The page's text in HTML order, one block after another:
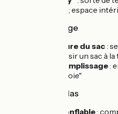
ultralégère ; espace
Sac de couchage
Température du sac:
climat, choisir un sac à
Type de remplissage:
en "duvet d'oie"
Choix du matelas
Matelas gonflable: